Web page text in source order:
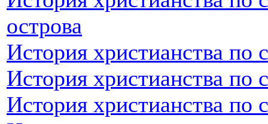
острова
История христианства по
История христианства по
История христианства по